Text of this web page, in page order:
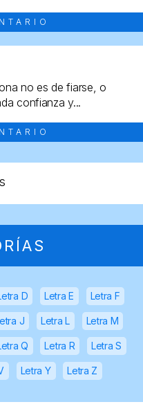
no es de fiarse, o
confianza y...
D Letra E Letra F
J Letra L Letra M
Q Letra R Letra S
Letra Y Letra Z